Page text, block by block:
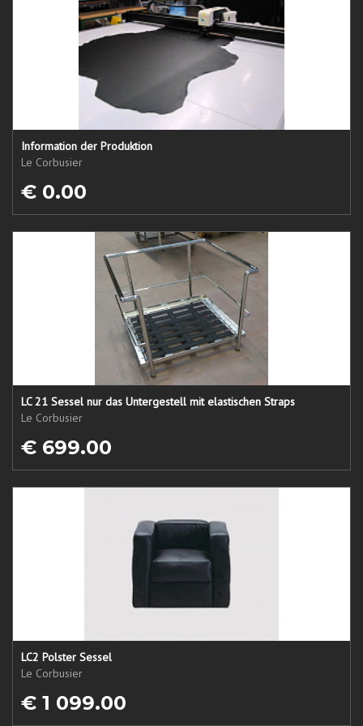
Information der Produktion
Le Corbusier
€ 0.00
LC 21 Sessel nur das Untergestell mit elastischen Straps
Le Corbusier
€ 699.00
LC2 Polster Sessel
Le Corbusier
€ 1 099.00